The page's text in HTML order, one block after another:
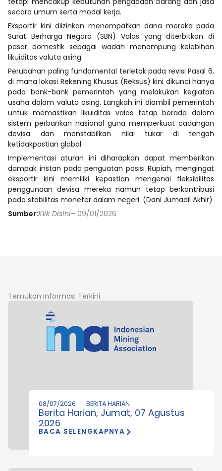
secara umum serta modal kerja.
Eksportir kini diizinkan menempatkan dana mereka pada
Surat Berharga Negara (SBN) Valas yang diterbitkan di
pasar domestik sebagai wadah menampung kelebihan
likuiditas valuta asing.
Perubahan paling fundamental terletak pada revisi Pasal 6,
di mana lokasi Rekening Khusus (Reksus) kini dikunci hanya
pada bank-bank pemerintah yang melakukan kegiatan
usaha dalam valuta asing. Langkah ini diambil pemerintah
untuk memastikan likuiditas valas tetap berada dalam
sistem perbankan nasional guna memperkuat cadangan
devisa dan menstabilkan nilai tukar di tengah
ketidakpastian global.
Implementasi aturan ini diharapkan dapat memberikan
dampak instan pada penguatan posisi Rupiah, mengingat
eksportir kini memiliki kepastian mengenai fleksibilitas
penggunaan devisa mereka namun tetap berkontribusi
pada stabilitas moneter dalam negeri. (Dani Jumadil Akhir)
Sumber:Klik Disini– 09/01/2026
Temukan Informasi Terkini
08/07/2026 BERITA HARIAN
Berita Harian, Jumat, 07 Agustus
2026
BACA SELENGKAPNYA